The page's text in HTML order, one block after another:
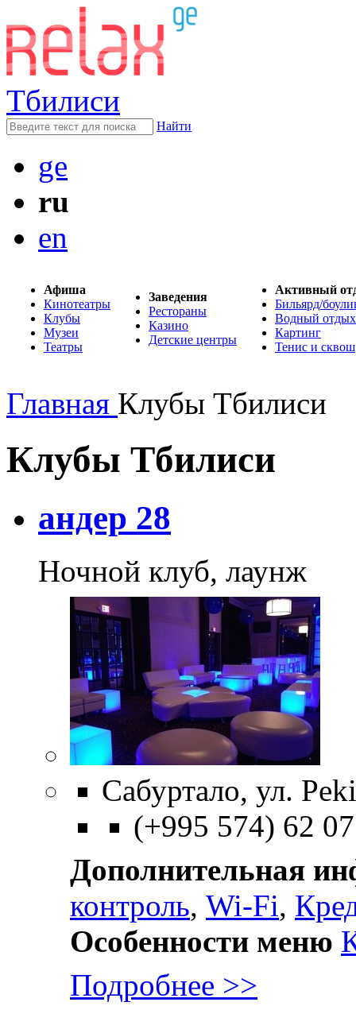
Тбилиси
Найти
ge
ru
en
Афиша
Кинотеатры
Клубы
Музеи
Театры
Заведения
Рестораны
Казино
Детские центры
Активный
Бильярд/
Водный отдых
Картинг
Тенис и сквош
Главная Клубы Тбилиси
Клубы Тбилиси
андер 28
Ночной клуб, лаунж
Сабуртало, ул.
(+995 574) 62
Дополнительная
контроль, Wi-Fi,
Особенности меню
Подробнее >>